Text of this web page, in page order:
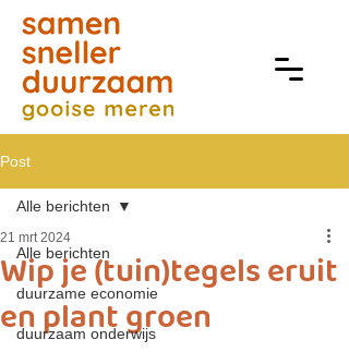
Post
Alle berichten
duurzame economie
duurzaam onderwijs
Alle berichten
Wip je (tuin)tegels eruit
en plant groen
21 mrt 2024